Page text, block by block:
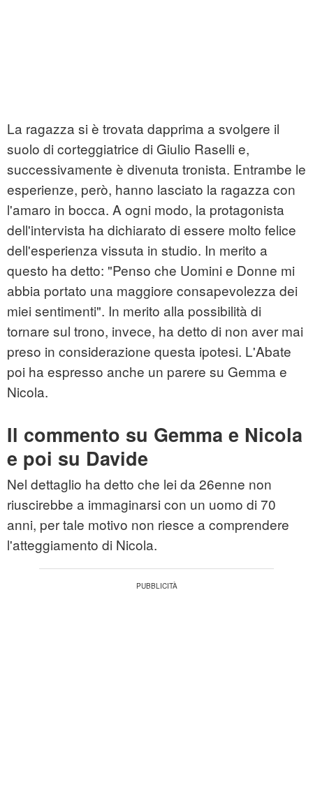
La ragazza si è trovata dapprima a svolgere il
suolo di corteggiatrice di Giulio Raselli e,
successivamente è divenuta tronista. Entrambe le
esperienze, però, hanno lasciato la ragazza con
l'amaro in bocca. A ogni modo, la protagonista
dell'intervista ha dichiarato di essere molto felice
dell'esperienza vissuta in studio. In merito a
questo ha detto: "Penso che Uomini e Donne mi
abbia portato una maggiore consapevolezza dei
miei sentimenti". In merito alla possibilità di
tornare sul trono, invece, ha detto di non aver mai
preso in considerazione questa ipotesi. L'Abate
poi ha espresso anche un parere su Gemma e
Nicola.
Il commento su Gemma e Nicola
e poi su Davide
Nel dettaglio ha detto che lei da 26enne non
riuscirebbe a immaginarsi con un uomo di 70
anni, per tale motivo non riesce a comprendere
l'atteggiamento di Nicola.